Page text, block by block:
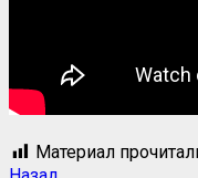
Материал